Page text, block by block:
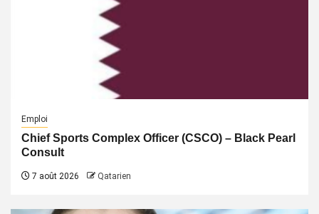
Emploi
Chief Sports Complex Officer (CSCO) – Black Pearl
Consult
7 août 2026 Qatarien